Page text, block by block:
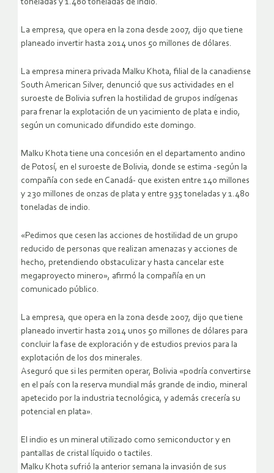
toneladas y 1.480 toneladas de indio.
La empresa, que opera en la zona desde 2007, dijo que tiene
planeado invertir hasta 2014 unos 50 millones de dólares.
La empresa minera privada Malku Khota, filial de la canadiense
South American Silver, denunció que sus actividades en el
suroeste de Bolivia sufren la hostilidad de grupos indígenas
para frenar la explotación de un yacimiento de plata e indio,
según un comunicado difundido este domingo.
Malku Khota tiene una concesión en el departamento andino
de Potosí, en el suroeste de Bolivia, donde se estima -según la
compañía con sede en Canadá- que existen entre 140 millones
y 230 millones de onzas de plata y entre 935 toneladas y 1.480
toneladas de indio.
«Pedimos que cesen las acciones de hostilidad de un grupo
reducido de personas que realizan amenazas y acciones de
hecho, pretendiendo obstaculizar y hasta cancelar este
megaproyecto minero», afirmó la compañía en un
comunicado público.
La empresa, que opera en la zona desde 2007, dijo que tiene
planeado invertir hasta 2014 unos 50 millones de dólares para
concluir la fase de exploración y de estudios previos para la
explotación de los dos minerales.
Aseguró que si les permiten operar, Bolivia «podría convertirse
en el país con la reserva mundial más grande de indio, mineral
apetecido por la industria tecnológica, y además crecería su
potencial en plata».
El indio es un mineral utilizado como semiconductor y en
pantallas de cristal líquido o tactiles.
Malku Khota sufrió la anterior semana la invasión de sus